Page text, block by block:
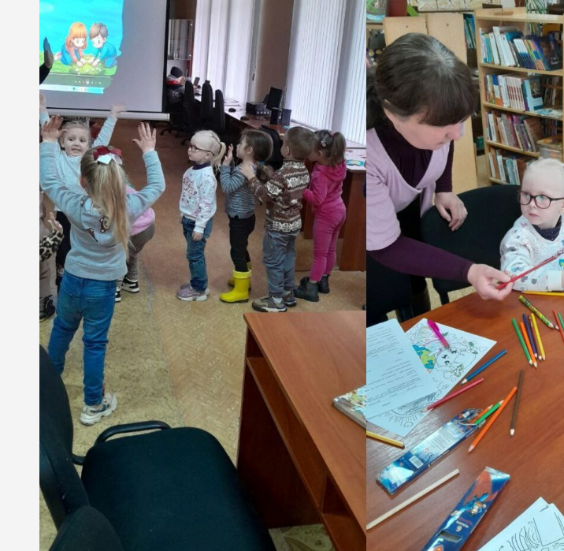
A− A
🌈 Кольорові ⚪ Чорно-білі
➖ Сховати панель